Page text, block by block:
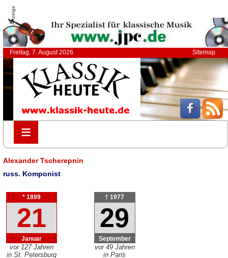
Anzeige
Freitag, 7. August 2026 Sitemap
≡
≡
Alexander Tscherepnin
russ. Komponist
* 1899
21
Januar
vor 127 Jahren
in St. Petersburg
† 1977
29
September
vor 49 Jahren
in Paris